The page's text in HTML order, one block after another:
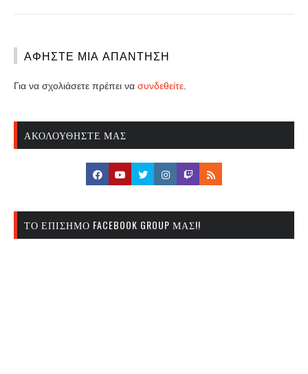
ΑΦΉΣΤΕ ΜΙΑ ΑΠΆΝΤΗΣΗ
Για να σχολιάσετε πρέπει να συνδεθείτε
ΑΚΟΛΟΥΘΉΣΤΕ ΜΑΣ
ΤΟ ΕΠΊΣΗΜΟ FACEBOOK GROUP ΜΑΣ!!